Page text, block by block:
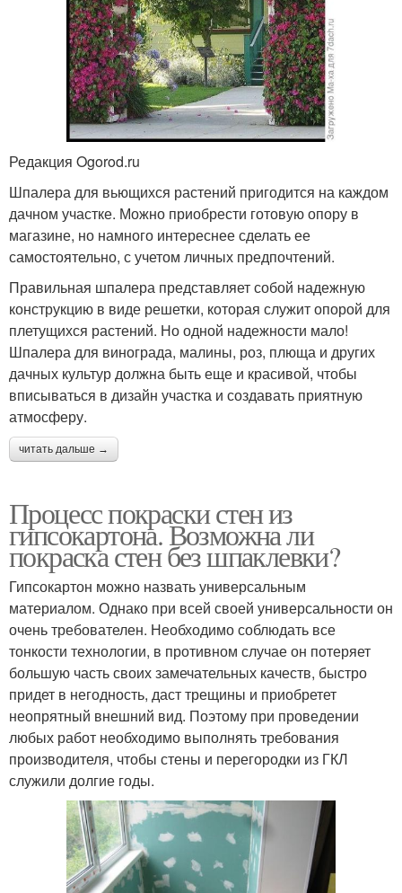
Редакция Ogorod.ru
Шпалера для вьющихся растений пригодится на каждом
дачном участке. Можно приобрести готовую опору в
магазине, но намного интереснее сделать ее
самостоятельно, с учетом личных предпочтений.
Правильная шпалера представляет собой надежную
конструкцию в виде решетки, которая служит опорой для
плетущихся растений. Но одной надежности мало!
Шпалера для винограда, малины, роз, плюща и других
дачных культур должна быть еще и красивой, чтобы
вписываться в дизайн участка и создавать приятную
атмосферу.
читать дальше →
Процесс покраски стен из
гипсокартона. Возможна ли
покраска стен без шпаклевки?
Гипсокартон можно назвать универсальным
материалом. Однако при всей своей универсальности он
очень требователен. Необходимо соблюдать все
тонкости технологии, в противном случае он потеряет
большую часть своих замечательных качеств, быстро
придет в негодность, даст трещины и приобретет
неопрятный внешний вид. Поэтому при проведении
любых работ необходимо выполнять требования
производителя, чтобы стены и перегородки из ГКЛ
служили долгие годы.